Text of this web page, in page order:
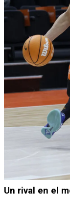
Un rival en el